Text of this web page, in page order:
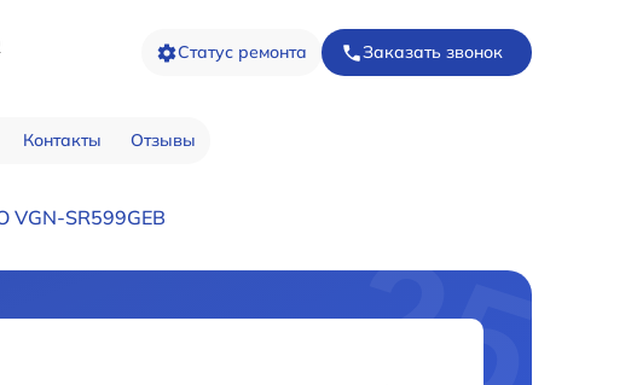
Статус ремонта Заказать звонок
Контакты Отзывы
VGN-SR599GEB